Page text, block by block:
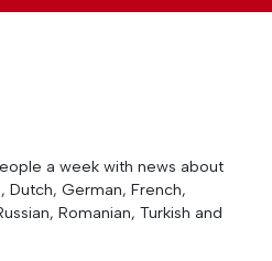
a week with news about
Dutch, German, French,
Romanian, Turkish and